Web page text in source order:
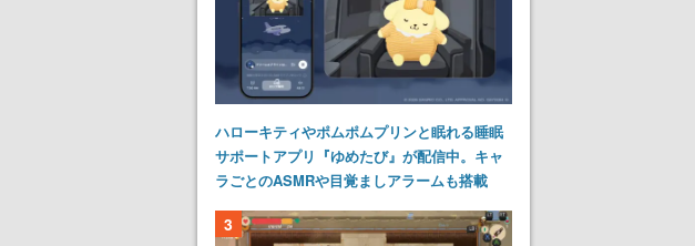
ハローキティやポムポムプリンと眠れる睡眠
サポートアプリ『ゆめたび』が配信中。キャ
ラごとのASMRや目覚ましアラームも搭載
3